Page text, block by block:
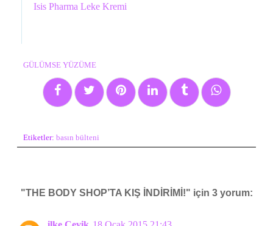
Isis Pharma Leke Kremi
GÜLÜMSE YÜZÜME
Etiketler: basın bülteni
"THE BODY SHOP’TA KIŞ İNDİRİMİ!" için 3 yorum: